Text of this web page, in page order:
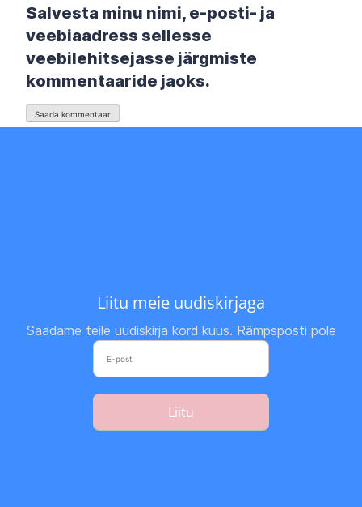
Salvesta minu nimi, e-posti- ja
veebiaadress sellesse
veebilehitsejasse järgmiste
kommentaaride jaoks.
Liitu meie uudiskirjaga
Saadame teile uudiskirja kord kuus. Rämpsposti pole
Liitu